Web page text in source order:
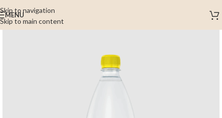
Skip to navigation
Skip to main content
MENU